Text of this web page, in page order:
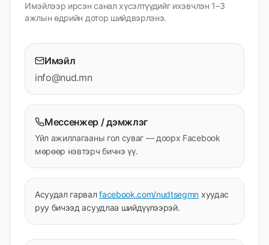
Имэйлээр ирсэн санал хүсэлтүүдийг ихэвчлэн 1–3
ажлын өдрийн дотор шийдвэрлэнэ.
Имэйл
info@nud.mn
Мессенжер / дэмжлэг
Үйл ажиллагааны гол суваг — доорх Facebook
мөрөөр нэвтэрч бичнэ үү.
Асуудал гарвал facebook.com/nudtsegmn хуудас
руу бичээд асуудлаа шийдүүлээрэй.